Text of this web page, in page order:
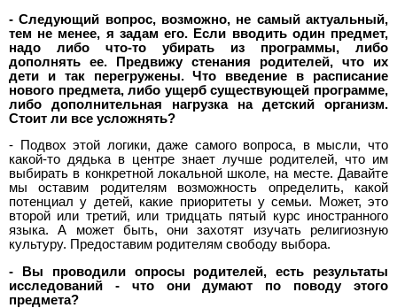
- Следующий вопрос, возможно, не самый актуальный,
тем не менее, я задам его. Если вводить один предмет,
надо либо что-то убирать из программы, либо
дополнять ее. Предвижу стенания родителей, что их
дети и так перегружены. Что введение в расписание
нового предмета, либо ущерб существующей программе,
либо дополнительная нагрузка на детский организм.
Стоит ли все усложнять?
- Подвох этой логики, даже самого вопроса, в мысли, что
какой-то дядька в центре знает лучше родителей, что им
выбирать в конкретной локальной школе, на месте. Давайте
мы оставим родителям возможность определить, какой
потенциал у детей, какие приоритеты у семьи. Может, это
второй или третий, или тридцать пятый курс иностранного
языка. А может быть, они захотят изучать религиозную
культуру. Предоставим родителям свободу выбора.
- Вы проводили опросы родителей, есть результаты
исследований - что они думают по поводу этого
предмета?